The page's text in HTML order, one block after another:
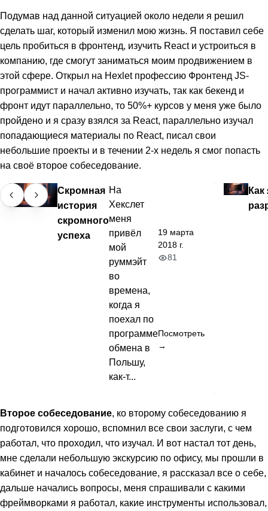
Подумав над данной ситуацией около недели я решил
сделать шаг, который изменил мою жизнь. Я поставил себе
цель пробиться в фронтенд, изучить React и устроиться в
компанию, где смогут заниматься моим продвижением в
этой сфере. Открыл на Hexlet профессию Фронтенд JS-
программист и начал активно изучать, так как бекенд и
фронт идут параллельно, то 50%+ курсов у меня уже было
пройдено и я сразу взялся за React, параллельно изучал
попадающиеся материалы по React, писал свои
небольшие проекты и в течении 2-х недель я смог попасть
на своё второе собеседование.
Скромная
история
скромного
успеха
На
Хекслет
меня
привёл
мой
руммэйт
во
времена,
когда я
поехал по
программе
обмена в
Польшу,
как-т...
19 марта
2018 г.
81
Посмотреть
→
Как
Второе собеседование, ко второму собеседованию я
подготовился хорошо, вспомнил все свои заслуги, с чем
работал, что проходил, что изучал. И вот настал тот день,
мне сделали небольшую экскурсию по офису, мы прошли в
кабинет и началось собеседование, я рассказал все о себе,
дальше начались вопросы, меня спрашивали с какими
фреймворками я работал, какие инструменты использовал,